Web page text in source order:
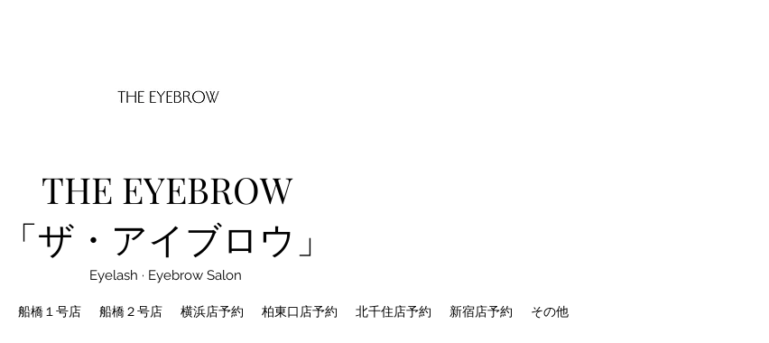
THE EYEBROW
「ザ・アイブロウ」
Eyelash · Eyebrow Salon
船橋１号店 船橋２号店 横浜店予約 柏東口店予約 北千住店予約 新宿店予約 その他